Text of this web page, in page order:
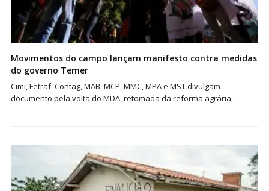
Movimentos do campo lançam manifesto contra medidas
do governo Temer
Cimi, Fetraf, Contag, MAB, MCP, MMC, MPA e MST divulgam
documento pela volta do MDA, retomada da reforma agrária,